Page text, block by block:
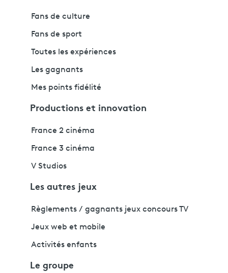
Fans de culture
Fans de sport
Toutes les expériences
Les gagnants
Mes points fidélité
Productions et innovation
France 2 cinéma
France 3 cinéma
V Studios
Les autres jeux
Règlements / gagnants jeux concours TV
Jeux web et mobile
Activités enfants
Le groupe